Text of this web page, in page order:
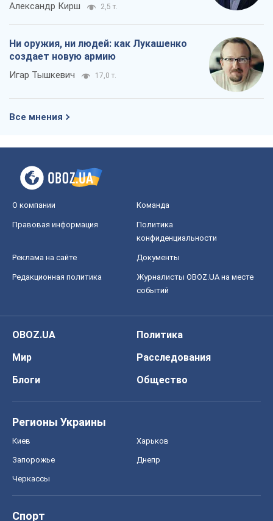
Александр Кирш 2,5 т.
Ни оружия, ни людей: как Лукашенко
создает новую армию
Игар Тышкевич 17,0 т.
Все мнения
О компании Команда
Правовая информация
Политика
конфиденциальности
Реклама на сайте Документы
Редакционная политика
Журналисты OBOZ.UA на месте
событий
OBOZ.UA
Политика
Мир
Расследования
Блоги
Общество
Регионы Украины
Киев Харьков
Запорожье Днепр
Черкассы
Спорт